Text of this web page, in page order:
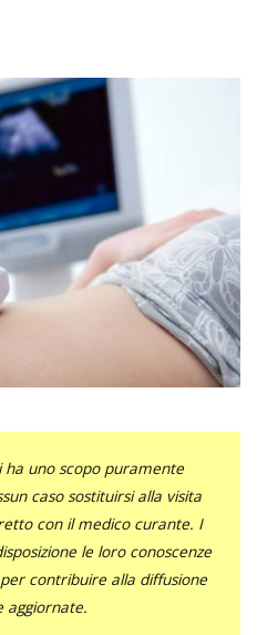
uno scopo puramente
caso sostituirsi alla visita
con il medico curante. I
le loro conoscenze
contribuire alla diffusione
aggiornate.